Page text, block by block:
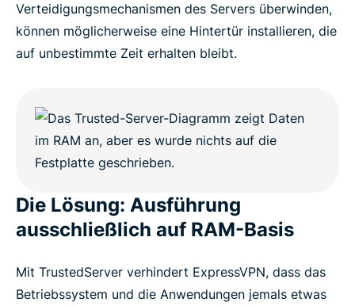
Verteidigungsmechanismen des Servers überwinden,
können möglicherweise eine Hintertür installieren, die
auf unbestimmte Zeit erhalten bleibt.
Die Lösung: Ausführung
ausschließlich auf RAM-Basis
Mit TrustedServer verhindert ExpressVPN, dass das
Betriebssystem und die Anwendungen jemals etwas